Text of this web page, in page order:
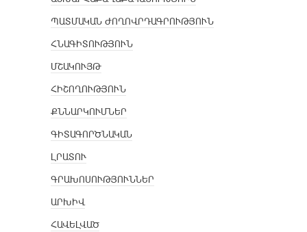
ՊԱՏՄԱԿԱՆ ԺՈՂՈՎՐԴԱԳՐՈՒԹՅՈՒՆ
ՀՆԱԳԻՏՈՒԹՅՈՒՆ
ՄՇԱԿՈՒՅԹ
ՀԻՇՈՂՈՒԹՅՈՒՆ
ՔՆՆԱՐԿՈՒՄՆԵՐ
ԳԻՏԱԳՈՐԾՆԱԿԱՆ
ԼՐԱՏՈՒ
ԳՐԱԽՈՍՈՒԹՅՈՒՆՆԵՐ
ԱՐԽԻՎ
ՀԱՎԵԼՎԱԾ